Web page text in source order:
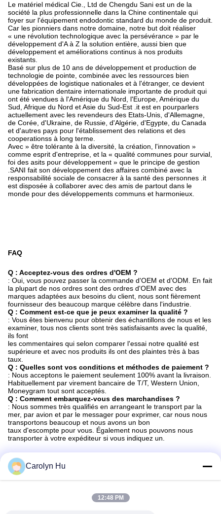
Le matériel médical Cie., Ltd de Chengdu Sani est un de la
société la plus professionnelle dans la Chine continentale qui
foyer sur l'équipement endodontic standard du monde de produit.
Car les pionniers dans notre domaine, notre but doit réaliser
« une révolution technologique avec la persévérance » par le
développement d'A à Z la solution entière, aussi bien que
développement et améliorations continus à nos produits
existants.
Basé sur plus de 10 ans de développement et production de
technologie de pointe, combinée avec les ressources bien
développées de logistique nationales et à l'étranger, ce devient
une fabrication dentaire internationale importante de produit qui
ont été vendues à l'Amérique du Nord, l'Europe, Amérique du
Sud, Afrique du Nord et Asie du Sud-Est .it est en pourparlers
actuellement avec les revendeurs des Etats-Unis, d'Allemagne,
de Corée, d'Ukraine, de Russie, d'Algérie, d'Egypte, du Canada
et d'autres pays pour l'établissement des relations et des
cooperationss à long terme.
Avec » être tolérante à la diversité, la création, l'innovation »
comme esprit d'entreprise, et la « qualité communes pour survial,
foi des asits pour développement » que le principe de gestion
.SANI fait son développement des affaires combiné avec la
responsabilité sociale de consacrer à la santé des personnes .it
est disposée à collaborer avec des amis de partout dans le
monde pour des développements communs et harmonieux.
FAQ
Q : Acceptez-vous des ordres d'OEM ?
: Oui, vous pouvez passer la commande d'OEM et d'ODM. En fait
la plupart de nos ordres sont des ordres d'OEM avec des
marques adaptées aux besoins du client, nous sont fièrement
fournisseur des beaucoup marque célèbre dans l'industrie.
Q : Comment est-ce que je peux examiner la qualité ?
: Vous êtes bienvenu pour obtenir des échantillons de nous et les
examiner, tous nos clients sont très satisfaisants avec la qualité,
ils font
les commentaires qui selon comparer l'essai notre qualité est
supérieure et avec nos produits ils ont des plaintes très à bas
taux.
Q : Quelles sont vos conditions et méthodes de paiement ?
: Nous acceptons le paiement seulement 100% avant la livraison.
Habituellement par virement bancaire de T/T, Western Union,
Moneygram tout sont acceptés.
Q : Comment embarquez-vous des marchandises ?
: Nous sommes très qualifiés en arrangeant le transport par la
mer, par avion et par le messager pour exprimer, car nous nous
transportons beaucoup et nous avons un bon
taux d'escompte pour vous. Également nous pouvons nous
transporter à votre expéditeur si vous indiquez un.
Les Étiquettes:
Burs Dentaires De Diamant D'OEM
Carolyn Hu
12:48 PM